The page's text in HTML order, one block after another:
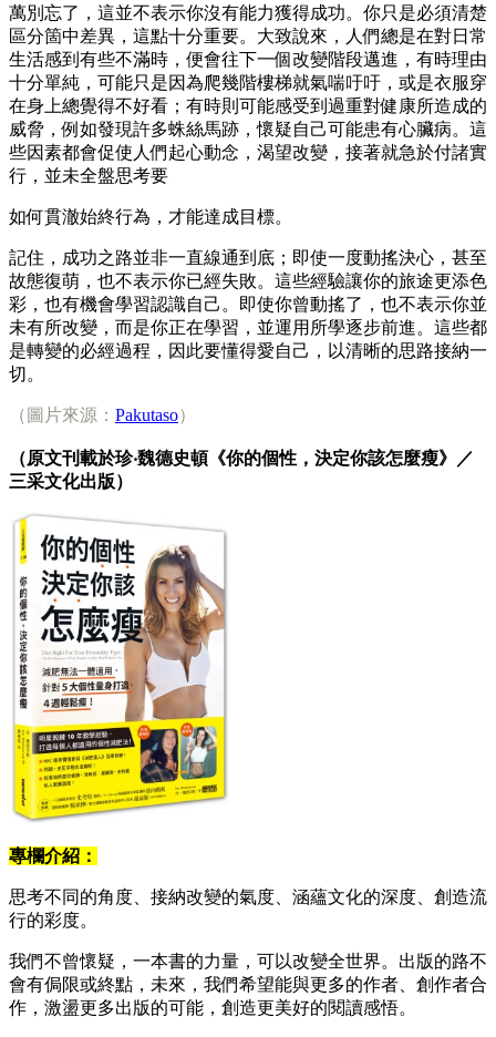
萬別忘了，這並不表示你沒有能力獲得成功。你只是必須清楚
區分箇中差異，這點十分重要。大致說來，人們總是在對日常
生活感到有些不滿時，便會往下一個改變階段邁進，有時理由
十分單純，可能只是因為爬幾階樓梯就氣喘吁吁，或是衣服穿
在身上總覺得不好看；有時則可能感受到過重對健康所造成的
威脅，例如發現許多蛛絲馬跡，懷疑自己可能患有心臟病。這
些因素都會促使人們起心動念，渴望改變，接著就急於付諸實
行，並未全盤思考要
如何貫澈始終行為，才能達成目標。
記住，成功之路並非一直線通到底；即使一度動搖決心，甚至
故態復萌，也不表示你已經失敗。這些經驗讓你的旅途更添色
彩，也有機會學習認識自己。即使你曾動搖了，也不表示你並
未有所改變，而是你正在學習，並運用所學逐步前進。這些都
是轉變的必經過程，因此要懂得愛自己，以清晰的思路接納一
切。
（圖片來源： Pakutaso）
（原文刊載於珍‧魏德史頓​《你的個性，決定你該怎麼瘦》／
三采文化出版）
專欄介紹：
思考不同的角度、接納改變的氣度、涵蘊文化的深度、創造流
行的彩度。
我們不曾懷疑，一本書的力量，可以改變全世界。出版的路不
會有侷限或終點，未來，我們希望能與更多的作者、創作者合
作，激盪更多出版的可能，創造更美好的閱讀感悟。